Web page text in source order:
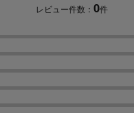
レビュー件数：0件